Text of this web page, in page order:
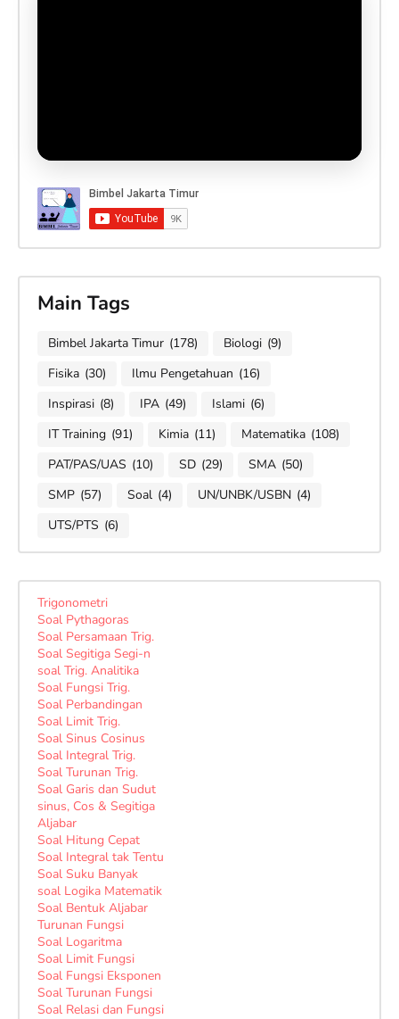
Main Tags
Bimbel Jakarta Timur (178) Biologi (9)
Fisika (30) Ilmu Pengetahuan (16)
Inspirasi (8) IPA (49) Islami (6)
IT Training (91) Kimia (11) Matematika (108)
PAT/PAS/UAS (10) SD (29) SMA (50)
SMP (57) Soal (4) UN/UNBK/USBN (4)
UTS/PTS (6)
Trigonometri
Soal Pythagoras
Soal Persamaan Trig.
Soal Segitiga Segi-n
soal Trig. Analitika
Soal Fungsi Trig.
Soal Perbandingan
Soal Limit Trig.
Soal Sinus Cosinus
Soal Integral Trig.
Soal Turunan Trig.
Soal Garis dan Sudut
sinus, Cos & Segitiga
Aljabar
Soal Hitung Cepat
Soal Integral tak Tentu
Soal Suku Banyak
soal Logika Matematik
Soal Bentuk Aljabar
Turunan Fungsi
Soal Logaritma
Soal Limit Fungsi
Soal Fungsi Eksponen
Soal Turunan Fungsi
Soal Relasi dan Fungsi